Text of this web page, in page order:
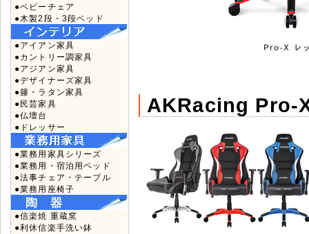
●ベビーチェア
●木製2段・3段ベッド
●アイアン家具
●カントリー調家具
●アジアン家具
●デザイナーズ家具
●籐・ラタン家具
●民芸家具
●仏壇台
●ドレッサー
●業務用家具シリーズ
●業務用・宿泊用ベッド
●法事チェア・テーブル
●業務用座椅子
●信楽焼 重蔵窯
●利休信楽手洗い鉢
AKRacing Pro-